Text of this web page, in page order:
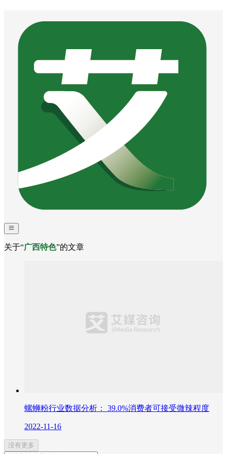
关于“广西特色”的文章
螺蛳粉行业数据分析： 39.0%消费者可接受微辣程度
2022-11-16
没有更多